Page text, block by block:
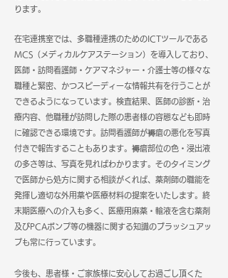
ります。
在宅連携室では、多職種連携のためのICTツールである
MCS（メディカルケアステーション）を導入しており、
医師・訪問看護師・ケアマネジャー・介護士等の様々な
職種と緊密、かつスピーディーな情報共有を行うことが
できるようになっています。 検査結果、医師の診断・治
療内容、他職種が訪問した際の患者様の容態なども即時
に確認できる環境です。 訪問看護師が褥瘡の悪化を写真
付きで報告することもあります。 褥瘡部位の色・浸出液
の多さ等は、写真を見ればわかります。 そのタイミング
で医師から処方に関する相談がくれば、薬剤師の職能を
発揮し適切な外用薬や医療材料の提案をいたします。 終
末期医療への介入も多く、医療用麻薬・輸液を含む薬剤
及びPCAポンプ等の機器に関する知識のブラッシュアッ
プも常に行っています。
今後も、患者様・ご家族様に安心してお過ごし頂くた